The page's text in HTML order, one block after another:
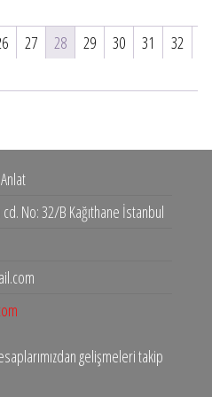
27 28 29 30 31
32
No: 32/B Kağıthane İstanbul
gelişmeleri takip